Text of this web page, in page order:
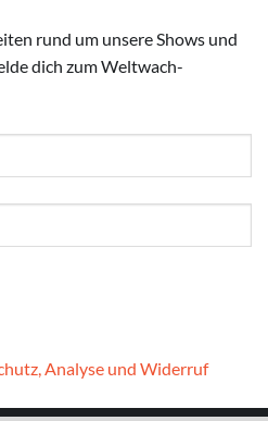
rund um unsere Shows und
dich zum Weltwach-
Analyse und Widerruf